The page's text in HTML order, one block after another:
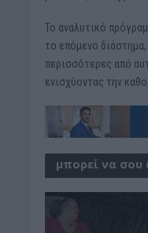
Το αναλυτικό
το επόμενο
περισσότερες από
ενισχύοντας την
μπορεί να σου